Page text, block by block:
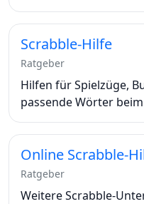
Scrabble-Hilfe
Ratgeber
Hilfen für Spielzüge,
passende Wörter
Online Scrabble-
Ratgeber
Weitere Scrabble-